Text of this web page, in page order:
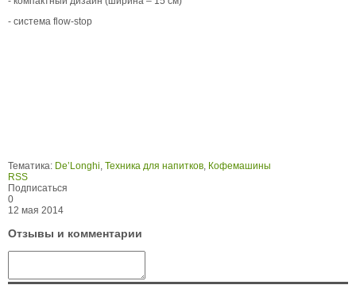
- система flow-stop
Тематика: De’Longhi, Техника для напитков, Кофемашины
RSS
Подписаться
0
12 мая 2014
Отзывы и комментарии